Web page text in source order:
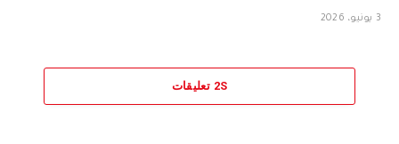
3 يونيو، 2026
2S تعليقات